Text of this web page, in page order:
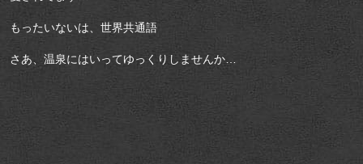
もったいないは、世界共通語
さあ、温泉にはいってゆっくりしませんか…